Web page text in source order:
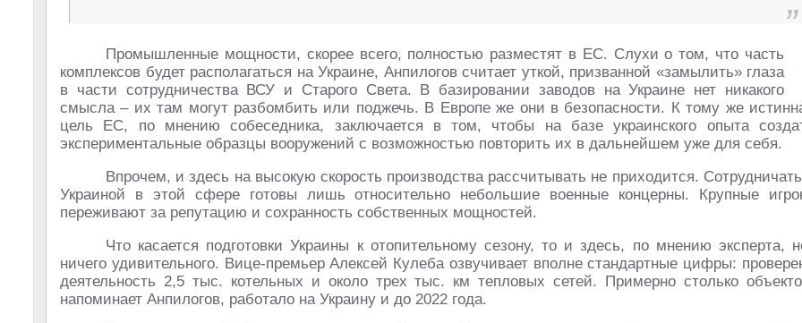
Промышленные мощности, скорее всего, полностью разместят в ЕС. Слухи о том, что часть
комплексов будет располагаться на Украине, Анпилогов считает уткой, призванной «замылить» глаза
в части сотрудничества ВСУ и Старого Света. В базировании заводов на Украине нет никакого
смысла – их там могут разбомбить или поджечь. В Европе же они в безопасности. К тому же
цель ЕС, по мнению собеседника, заключается в том, чтобы на базе украинского опыта
экспериментальные образцы вооружений с возможностью повторить их в дальнейшем уже для себя.
Впрочем, и здесь на высокую скорость производства рассчитывать не приходится.
Украиной в этой сфере готовы лишь относительно небольшие военные концерны. Крупные
переживают за репутацию и сохранность собственных мощностей.
Что касается подготовки Украины к отопительному сезону, то и здесь, по мнению эксперта,
ничего удивительного. Вице-премьер Алексей Кулеба озвучивает вполне стандартные цифры:
деятельность 2,5 тыс. котельных и около трех тыс. км тепловых сетей. Примерно столько
напоминает Анпилогов, работало на Украину и до 2022 года.